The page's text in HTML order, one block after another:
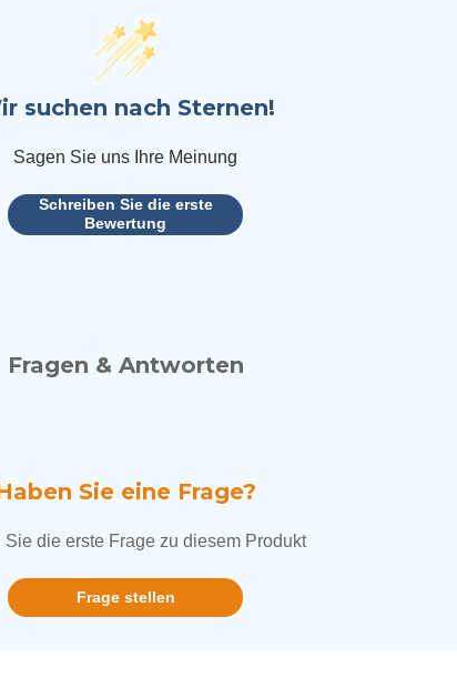
suchen nach Sternen!
Sagen Sie uns Ihre Meinung
Schreiben Sie die erste
Bewertung
Fragen & Antworten
Sie eine Frage?
Sie die erste Frage zu diesem Produkt
Frage stellen